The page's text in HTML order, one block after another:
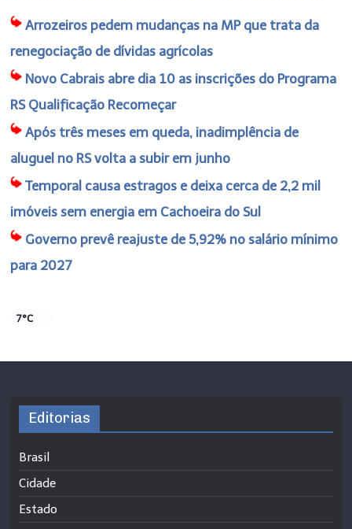
Arrozeiros pedem mudanças na MP que trata da
renegociação de dívidas agrícolas
Novo Cabrais abre dia 10 as inscrições do Programa
RS Qualificação Recomeçar
Após três meses em queda, inadimplência de
aluguel no RS volta a subir em junho
Temporal causa estragos e deixa cerca de 2,2 mil
imóveis sem energia em Cachoeira do Sul
Governo prevê reajuste de 5,92% no salário mínimo
para 2027
7°C
Editorias
Brasil
Cidade
Estado